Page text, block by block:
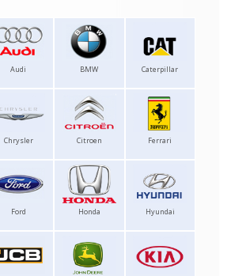
Audi BMW Caterpillar
Chrysler Citroen Ferrari
Ford Honda Hyundai